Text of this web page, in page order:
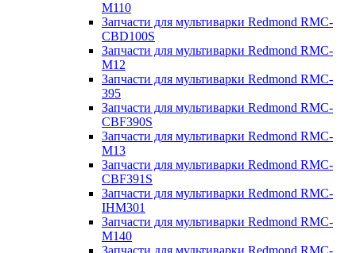
M110
Запчасти для мультиварки Redmond RMC-
CBD100S
Запчасти для мультиварки Redmond RMC-
M12
Запчасти для мультиварки Redmond RMC-
395
Запчасти для мультиварки Redmond RMC-
CBF390S
Запчасти для мультиварки Redmond RMC-
M13
Запчасти для мультиварки Redmond RMC-
CBF391S
Запчасти для мультиварки Redmond RMC-
IHM301
Запчасти для мультиварки Redmond RMC-
M140
Запчасти для мультиварки Redmond RMC-